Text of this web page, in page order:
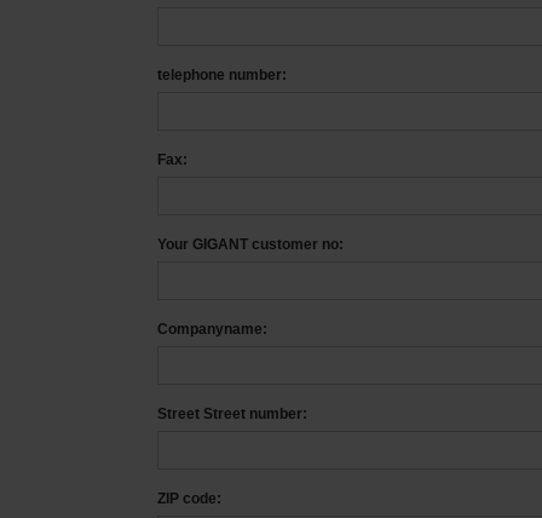
telephone number:
Fax:
Your GIGANT customer no:
Companyname:
Street Street number:
ZIP code: